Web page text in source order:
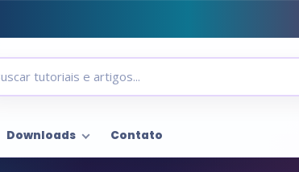
Downloads Contato